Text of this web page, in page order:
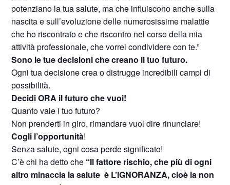
potenziano la tua salute, ma che influiscono anche sulla
nascita e sull’evoluzione delle numerosissime malattie
che ho riscontrato e che riscontro nel corso della mia
attività professionale, che vorrei condividere con te.”
Sono le tue decisioni che creano il tuo futuro.
Ogni tua decisione crea o distrugge incredibili campi di
possibilità.
Decidi ORA il futuro che vuoi!
Quanto vale i tuo futuro?
Non prenderti in giro, rimandare vuol dire rinunciare!
Cogli l’opportunità!
Senza salute, ogni cosa perde significato!
C’è chi ha detto che “Il fattore rischio, che più di ogni
altro minaccia la salute è L’IGNORANZA, cioè la non